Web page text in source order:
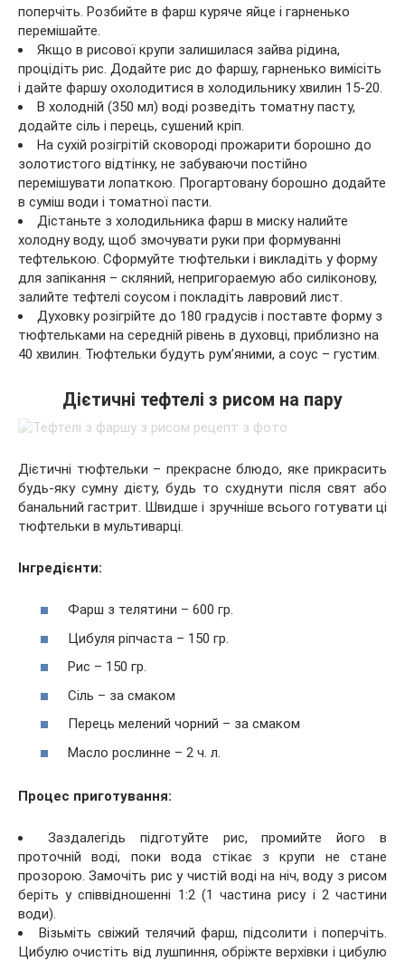
поперчіть. Розбийте в фарш куряче яйце і гарненько
перемішайте.
Якщо в рисової крупи залишилася зайва рідина,
процідіть рис. Додайте рис до фаршу, гарненько вимісіть
і дайте фаршу охолодитися в холодильнику хвилин 15-20.
В холодній (350 мл) воді розведіть томатну пасту,
додайте сіль і перець, сушений кріп.
На сухій розігрітій сковороді прожарити борошно до
золотистого відтінку, не забуваючи постійно
перемішувати лопаткою. Прогартовану борошно додайте
в суміш води і томатної пасти.
Дістаньте з холодильника фарш в миску налийте
холодну воду, щоб змочувати руки при формуванні
тефтелькою. Сформуйте тюфтельки і викладіть у форму
для запікання – скляний, непригораемую або силіконову,
залийте тефтелі соусом і покладіть лавровий лист.
Духовку розігрійте до 180 градусів і поставте форму з
тюфтельками на середній рівень в духовці, приблизно на
40 хвилин. Тюфтельки будуть рум’яними, а соус – густим.
Дієтичні тефтелі з рисом на пару
Дієтичні тюфтельки – прекрасне блюдо, яке прикрасить
будь-яку сумну дієту, будь то схуднути після свят або
банальний гастрит. Швидше і зручніше всього готувати ці
тюфтельки в мультиварці.
Інгредієнти:
Фарш з телятини – 600 гр.
Цибуля ріпчаста – 150 гр.
Рис – 150 гр.
Сіль – за смаком
Перець мелений чорний – за смаком
Масло рослинне – 2 ч. л.
Процес приготування:
Заздалегідь підготуйте рис, промийте його в
проточній воді, поки вода стікає з крупи не стане
прозорою. Замочіть рис у чистій воді на ніч, воду з рисом
беріть у співвідношенні 1:2 (1 частина рису і 2 частини
води).
Візьміть свіжий телячий фарш, підсолити і поперчіть.
Цибулю очистіть від лушпиння, обріжте верхівки і цибулю